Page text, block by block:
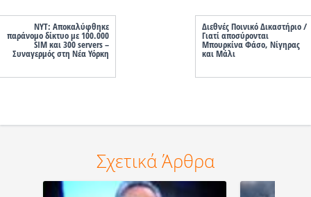
ΝΥΤ: Αποκαλύφθηκε
παράνομο δίκτυο με 100.000
SIM και 300 servers –
Συναγερμός στη Νέα Υόρκη
Διεθνές Ποινικό Δικαστήριο /
Γιατί αποσύρονται
Μπουρκίνα Φάσο, Νίγηρας
και Μάλι
Σχετικά Άρθρα